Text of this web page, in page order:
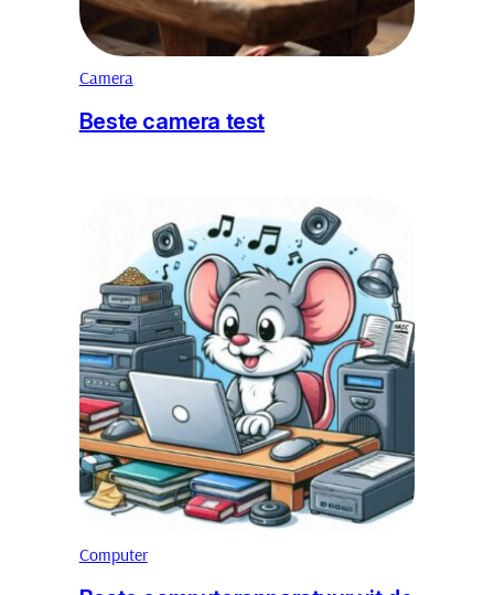
Camera
Beste camera test
Computer